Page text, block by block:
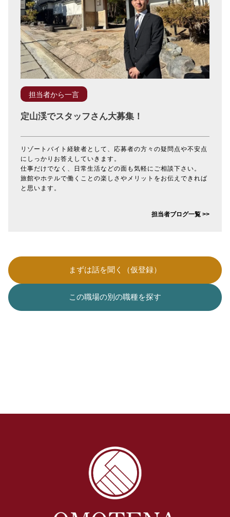
担当者から一言
定山渓でスタッフさん大募集！
リゾートバイト経験者として、応募者の方々の疑問点や不安点
にしっかりお答えしていきます。
仕事だけでなく、日常生活などの面も気軽にご相談下さい。
旅館やホテルで働くことの楽しさやメリットをお伝えできれば
と思います。
担当者ブログ一覧 >>
まずは話を聞く（仮登録）
この職場の別の職種を探す